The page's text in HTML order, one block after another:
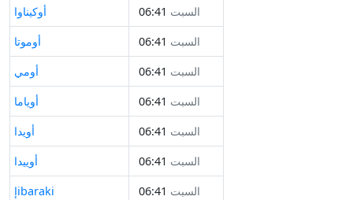
أوكيناوا
السبت 06:41
أوموتا
السبت 06:41
أومي
السبت 06:41
أوياما
السبت 06:41
أويدا
السبت 06:41
أوييدا
السبت 06:41
إibaraki
السبت 06:41